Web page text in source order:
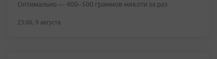
Оптимально — 400–500 граммов мякоти за раз
23:06, 9 августа